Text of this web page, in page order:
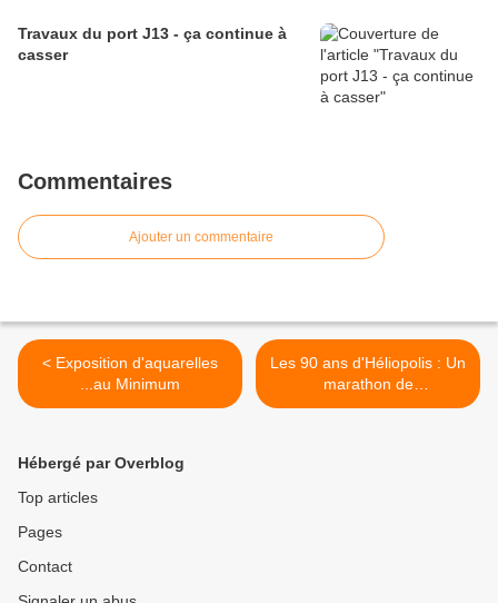
Travaux du port J13 - ça continue à
casser
Commentaires
Ajouter un commentaire
< Exposition d'aquarelles
...au Minimum
Les 90 ans d'Héliopolis : Un
marathon de
dessins....suite >
Hébergé par Overblog
Top articles
Pages
Contact